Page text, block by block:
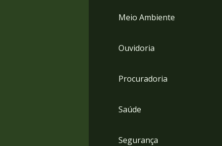
Meio Ambiente
Ouvidoria
Procuradoria
Saúde
Segurança